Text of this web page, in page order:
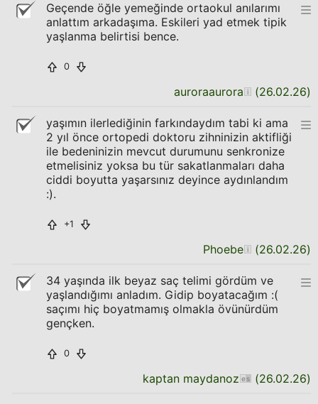
Geçende öğle yemeğinde ortaokul anılarımı
anlattım arkadaşıma. Eskileri yad etmek tipik
yaşlanma belirtisi bence.
0
auroraaurora (26.02.26)
yaşımın ilerlediğinin farkındaydım tabi ki ama
2 yıl önce ortopedi doktoru zihninizin aktifliği
ile bedeninizin mevcut durumunu senkronize
etmelisiniz yoksa bu tür sakatlanmaları daha
ciddi boyutta yaşarsınız deyince aydınlandım
:).
+1
Phoebe (26.02.26)
34 yaşında ilk beyaz saç telimi gördüm ve
yaşlandığımı anladım. Gidip boyatacağım :(
saçımı hiç boyatmamış olmakla övünürdüm
gençken.
0
kaptan maydanoz (26.02.26)